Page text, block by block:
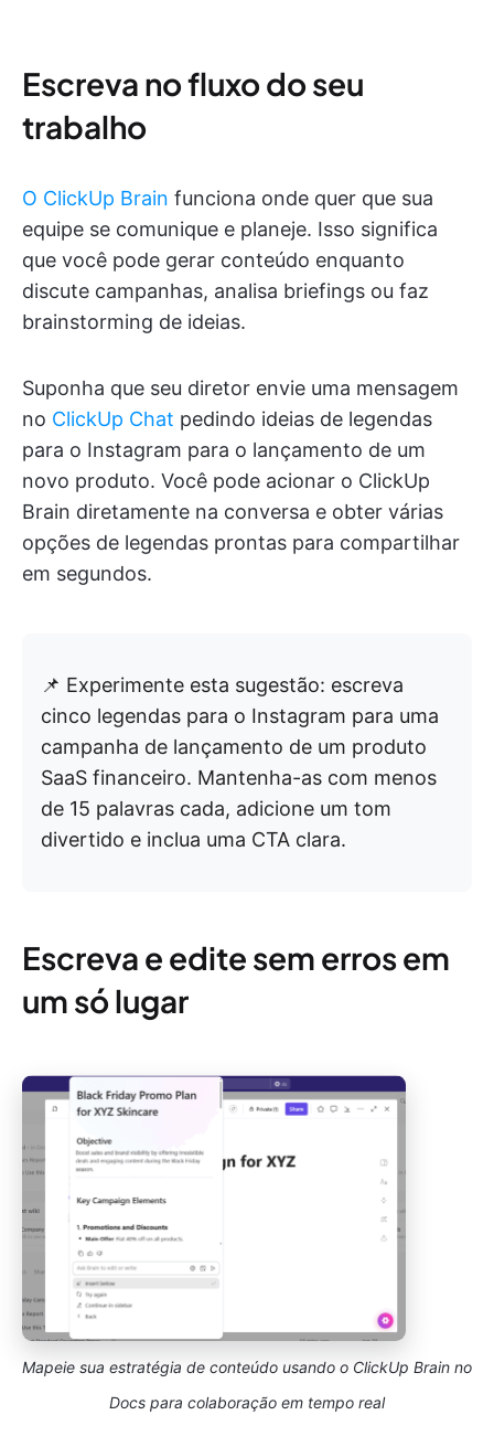
Escreva no fluxo do seu
trabalho
O ClickUp Brain funciona onde quer que sua
equipe se comunique e planeje. Isso significa
que você pode gerar conteúdo enquanto
discute campanhas, analisa briefings ou faz
brainstorming de ideias.
Suponha que seu diretor envie uma mensagem
no ClickUp Chat pedindo ideias de legendas
para o Instagram para o lançamento de um
novo produto. Você pode acionar o ClickUp
Brain diretamente na conversa e obter várias
opções de legendas prontas para compartilhar
em segundos.
📌 Experimente esta sugestão: escreva
cinco legendas para o Instagram para uma
campanha de lançamento de um produto
SaaS financeiro. Mantenha-as com menos
de 15 palavras cada, adicione um tom
divertido e inclua uma CTA clara.
Escreva e edite sem erros em
um só lugar
Mapeie sua estratégia de conteúdo usando o ClickUp Brain no
Docs para colaboração em tempo real